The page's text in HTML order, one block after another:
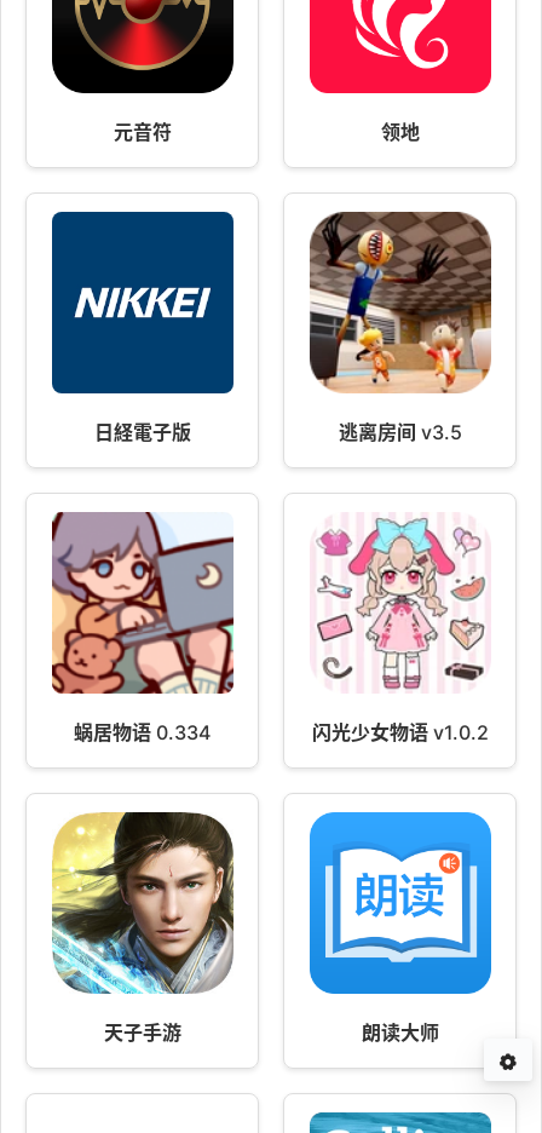
元音符 领地
日経電子版 逃离房间 v3.5
蜗居物语 0.334 闪光少女物语 v1.0.2
天子手游 朗读大师